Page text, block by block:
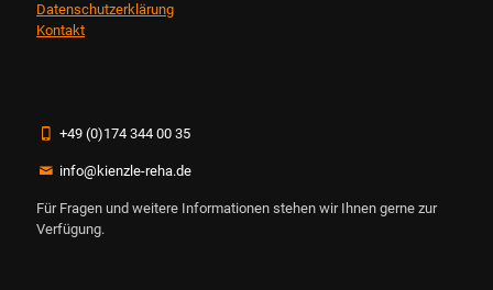
Datenschutzerklärung
Kontakt
+49 (0)174 344 00 35
info@kienzle-reha.de
Für Fragen und weitere Informationen stehen wir Ihnen gerne zur
Verfügung.